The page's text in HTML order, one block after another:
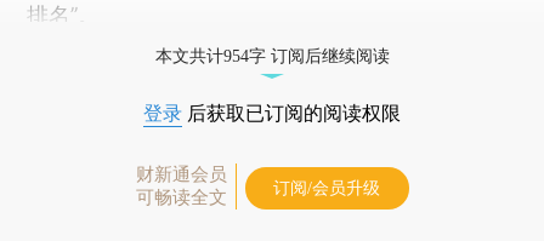
排名”。
本文共计954字 订阅后继续阅读
登录 后获取已订阅的阅读权限
财新通会员
可畅读全文
订阅/会员升级